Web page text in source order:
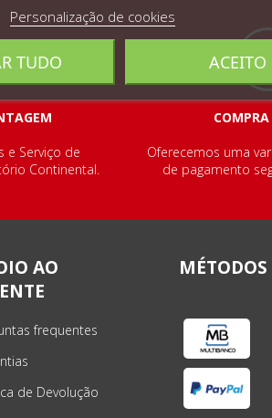
e Serviço de
Continental.
Oferecemos uma
de pagamento
AO
frequentes
de Devolução
Personalização de cookies
TUDO ACEITO